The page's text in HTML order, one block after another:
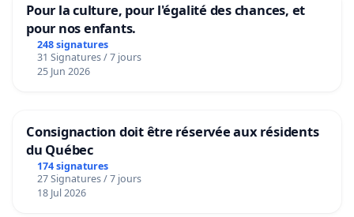
Pour la culture, pour l'égalité des chances, et
pour nos enfants.
248 signatures
31 Signatures / 7 jours
25 Jun 2026
Consignaction doit être réservée aux résidents
du Québec
174 signatures
27 Signatures / 7 jours
18 Jul 2026